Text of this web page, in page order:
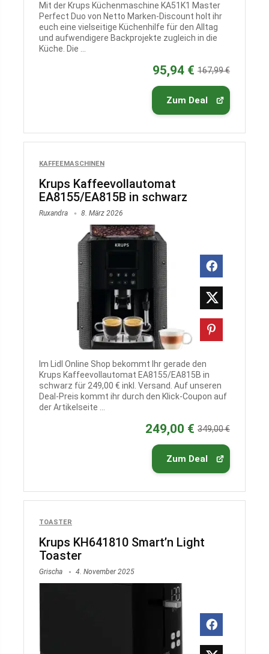
Mit der Krups Küchenmaschine KA51K1 Master
Perfect Duo von Netto Marken-Discount holt ihr
euch eine vielseitige Küchenhilfe für den Alltag
und aufwendigere Backprojekte zugleich in die
Küche. Die ...
95,94 € 167,99 €
Zum Deal
KAFFEEMASCHINEN
Krups Kaffeevollautomat
EA8155/EA815B in schwarz
Ruxandra 8. März 2026
Im Lidl Online Shop bekommt Ihr gerade den
Krups Kaffeevollautomat EA8155/EA815B in
schwarz für 249,00 € inkl. Versand. Auf unseren
Deal-Preis kommt ihr durch den Klick-Coupon auf
der Artikelseite ...
249,00 € 349,00 €
Zum Deal
TOASTER
Krups KH641810 Smart’n Light
Toaster
Grischa 4. November 2025